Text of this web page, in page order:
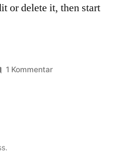
or delete it, then start
1 Kommentarzu